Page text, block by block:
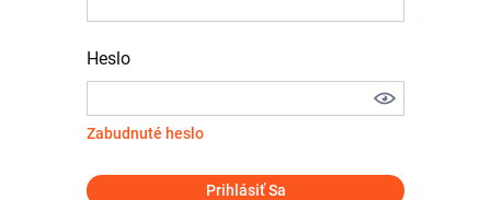
Heslo
Zabudnuté heslo
Prihlásiť Sa